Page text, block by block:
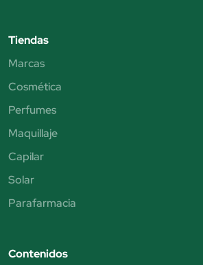
Tiendas
Marcas
Cosmética
Perfumes
Maquillaje
Capilar
Solar
Parafarmacia
Contenidos